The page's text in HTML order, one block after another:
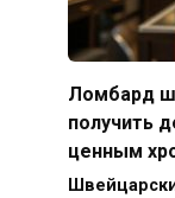
Ломбард
получить
ценным